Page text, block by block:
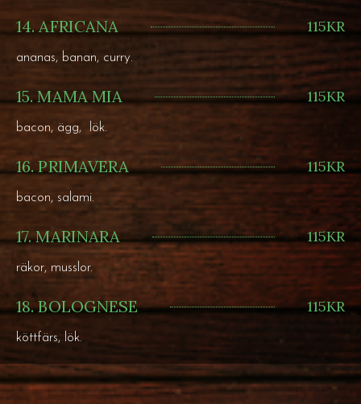
14. AFRICANA 115KR
ananas, banan, curry.
15. MAMA MIA 115KR
bacon, ägg, lök.
16. PRIMAVERA 115KR
bacon, salami.
17. MARINARA 115KR
räkor, musslor.
18. BOLOGNESE 115KR
köttfärs, lök.